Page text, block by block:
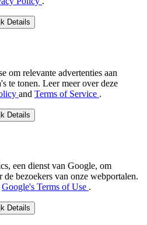
Details
om relevante advertenties aan
te tonen. Leer meer over deze
and Terms of Service .
Details
een dienst van Google, om
de bezoekers van onze webportalen.
Google's Terms of Use .
Details